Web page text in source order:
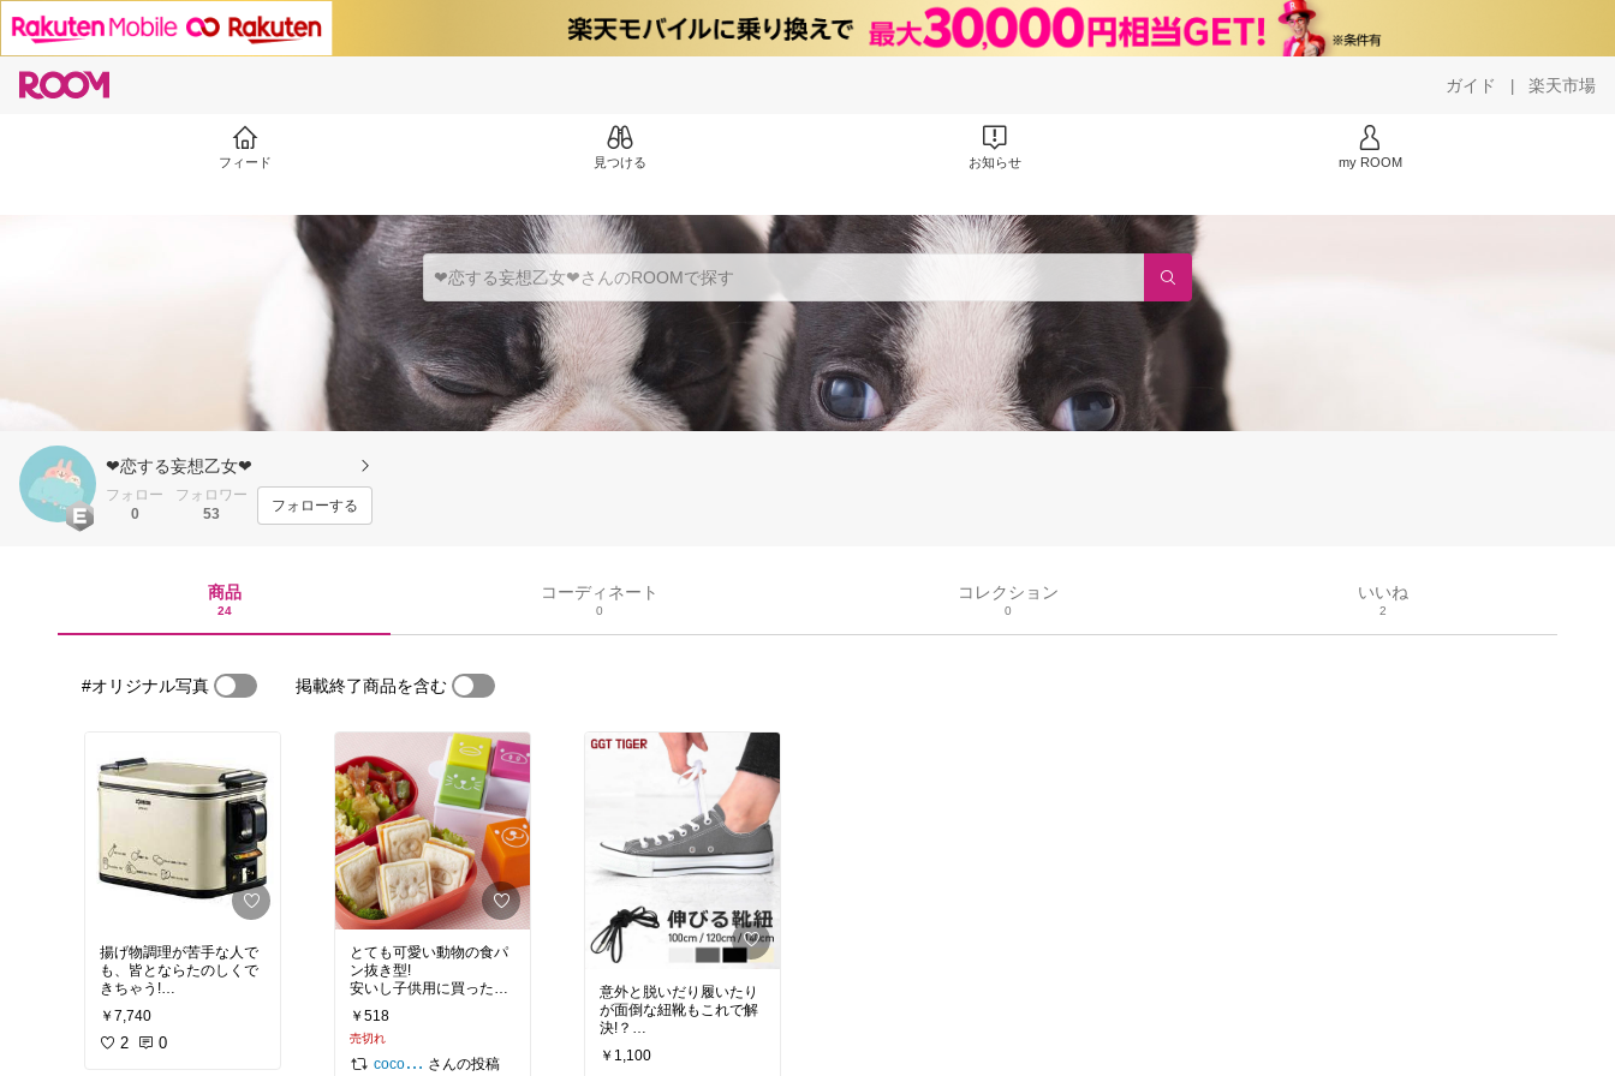
ガイド | 楽天市場
フィード 見つける お知らせ my ROOM
❤恋する妄想乙女❤
フォロー
0
フォロワー
53
フォローする
商品
24
コーディネート
0
コレクション
0
いいね
2
#オリジナル写真 掲載終了商品を含む
揚げ物調理が苦手な人で
も、皆とならたのしくで
きちゃう!
お店に行かなくても揚げ
たてが食べられる♪ヽ(´▽
｀)/
￥7,740
2 0
とても可愛い動物の食パ
ン抜き型!
安いし子供用に買ったら
喜ぶかも(^^)
セットにして置いておけ
そうなのがいいところで
すね！
￥518
売切れ
coco／いつもありがとうございます さんの投稿
意外と脱いだり履いたり
が面倒な紐靴もこれで解
決!？
(^^)
￥1,100